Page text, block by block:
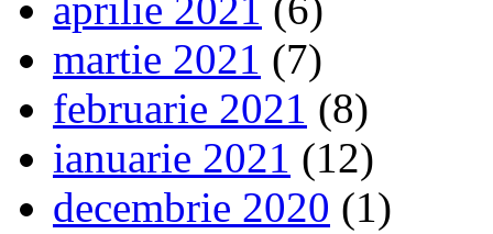
martie 2021 (7)
februarie 2021 (8)
ianuarie 2021 (12)
decembrie 2020 (1)